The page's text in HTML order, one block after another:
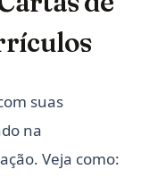
suas
na
Veja como: